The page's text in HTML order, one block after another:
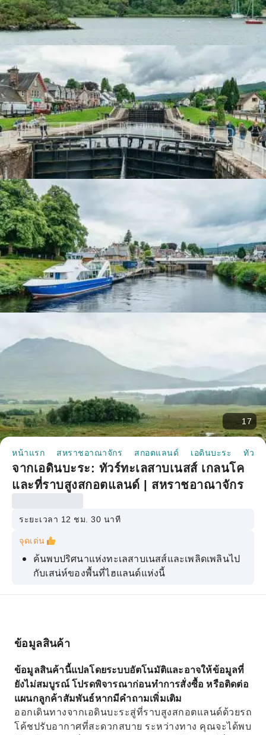
17
หน้าแรก สหราชอาณาจักร สกอตแลนด์ เอดินบะระ ทัวร์
จากเอดินบะระ: ทัวร์ทะเลสาบเนสส์ เกลนโค
และที่ราบสูงสกอตแลนด์ | สหราชอาณาจักร
ระยะเวลา 12 ชม. 30 นาที
จุดเด่น
ค้นพบปริศนาแห่งทะเลสาบเนสส์และเพลิดเพลินไป
กับเสน่ห์ของพื้นที่ไฮแลนด์แห่งนี้
ตามรอยเท้าของเจมส์ บอนด์และแฮร์รี่ พอตเตอร์ที่
สก็อตแลนด์อันเป็นเอกลักษณ์เหล่านี้ (ไม่รับประกัน
ว่าจะได้พบเสมอไป)
สำรวจหมู่บ้านพิตลอครีอันมีเสน่ห์ และแวะรับ
ประทานอาหารว่างสักหน่อย
เลือกกิจกรรมเพิ่มเติม: ล่องเรือ, ทัวร์โรงกลั่น หรือ
ล่องเรือชมปราสาท (เลือกตอนจอง)
ข้อมูลสินค้า
ข้อมูลสินค้านี้แปลโดยระบบอัตโนมัติและอาจให้ข้อมูลที่
ยังไม่สมบูรณ์ โปรดพิจารณาก่อนทำการสั่งซื้อ หรือติดต่อ
แผนกลูกค้าสัมพันธ์หากมีคำถามเพิ่มเติม
ออกเดินทางจากเอดินบะระสู่ที่ราบสูงสกอตแลนด์ด้วยรถ
โค้ชปรับอากาศที่สะดวกสบาย ระหว่างทาง คุณจะได้พบ